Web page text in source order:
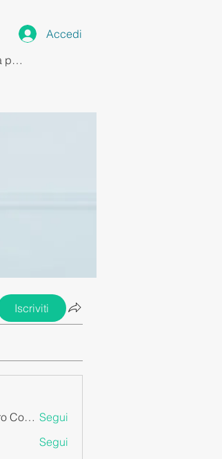
Accedi
Visualizza punti
Iscriviti
Avv. Alessandro Cossa Segui
Segui